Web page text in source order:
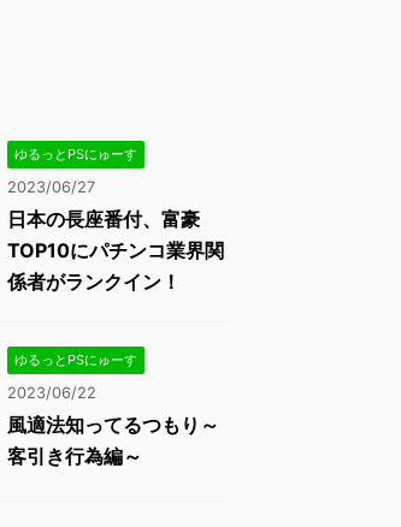
ゆるっとPSにゅーす
2023/06/27
日本の長座番付、富豪
TOP10にパチンコ業界関
係者がランクイン！
ゆるっとPSにゅーす
2023/06/22
風適法知ってるつもり～
客引き行為編～